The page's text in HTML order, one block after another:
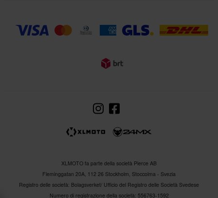
XLMOTO fa parte della società Pierce AB
Fleminggatan 20A, 112 26 Stockholm, Stoccolma - Svezia
Registro delle società: Bolagsverket/ Ufficio del Registro delle Società Svedese
Numero di registrazione della società: 556763-1592